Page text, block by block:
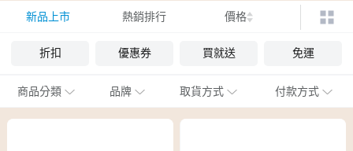
新品上市 熱銷排行 價格
折扣 優惠券 買就送 免運
商品分類 品牌 取貨方式 付款方式